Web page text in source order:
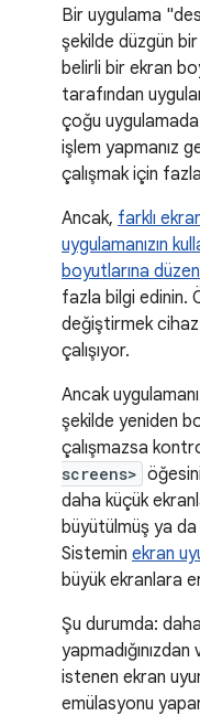
Bir uygulama
şekilde düzgün bir
belirli bir ekran
tarafından
çoğu
işlem yapmanız
çalışmak için
Ancak, farklı
uygulamanızın
boyutlarına
fazla bilgi edinin.
değiştirmek cihaz
çalışıyor.
Ancak
şekilde yeniden
çalışmazsa
screens>
daha küçük
büyütülmüş ya da
Sistemin ekran
büyük ekranlara
Şu durumda:
istenen ekran
emülasyonu